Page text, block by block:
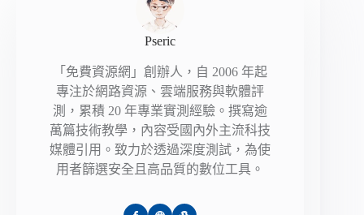
Pseric
「免費資源網」創辦人，自 2006 年起
專注於網路資源、雲端服務與軟體評
測，累積 20 年專業實測經驗。撰寫逾
萬篇技術教學，內容受國內外主流科技
媒體引用。致力於透過深度測試，為使
用者篩選安全且高品質的數位工具。